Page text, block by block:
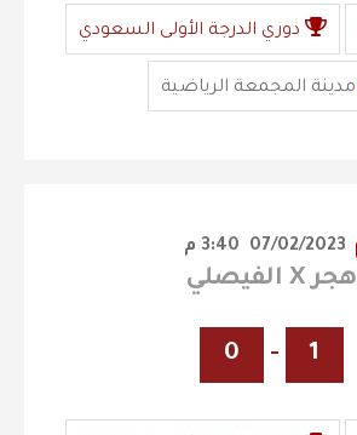
دوري الدرجة الأولى السعودي
مدينة المجمعة الرياضية
هجر X الفيصلي
1
-
0